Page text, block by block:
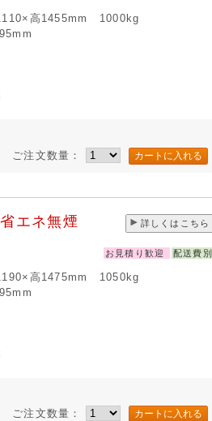
高1455mm 1000kg
ご注文数量：
エネ無煙 詳しくはこちら
お見積り歓迎 配送費別
高1475mm 1050kg
ご注文数量：